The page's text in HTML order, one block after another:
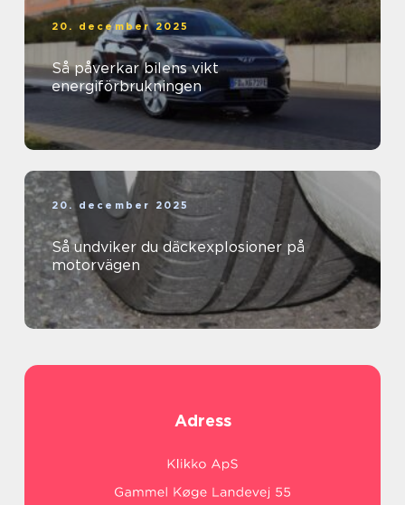
20. december 2025
Så påverkar bilens vikt
energiförbrukningen
20. december 2025
Så undviker du däckexplosioner på
motorvägen
Adress